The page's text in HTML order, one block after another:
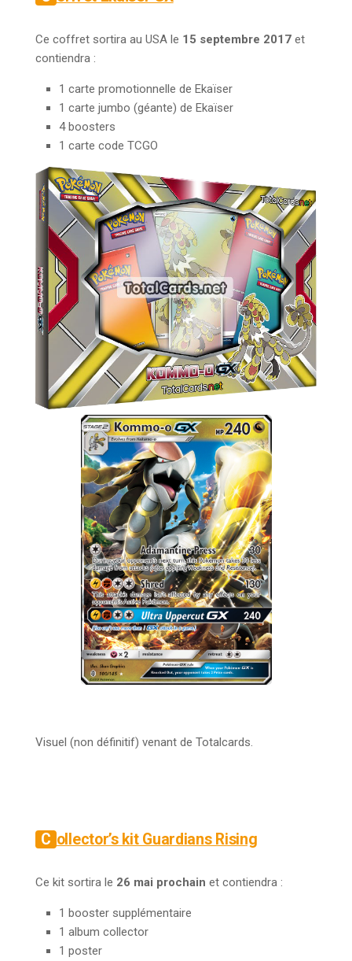
Ce coffret sortira au USA le 15 septembre 2017 et
contiendra :
1 carte promotionnelle de Ekaïser
1 carte jumbo (géante) de Ekaïser
4 boosters
1 carte code TCGO
Visuel (non définitif) venant de Totalcards.
Collector’s kit Guardians Rising
Ce kit sortira le 26 mai prochain et contiendra :
1 booster supplémentaire
1 album collector
1 poster